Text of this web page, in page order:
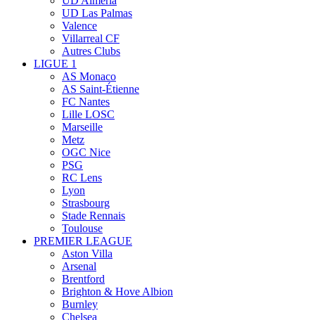
UD Las Palmas
Valence
Villarreal CF
Autres Clubs
LIGUE 1
AS Monaco
AS Saint-Étienne
FC Nantes
Lille LOSC
Marseille
Metz
OGC Nice
PSG
RC Lens
Lyon
Strasbourg
Stade Rennais
Toulouse
PREMIER LEAGUE
Aston Villa
Arsenal
Brentford
Brighton & Hove Albion
Burnley
Chelsea